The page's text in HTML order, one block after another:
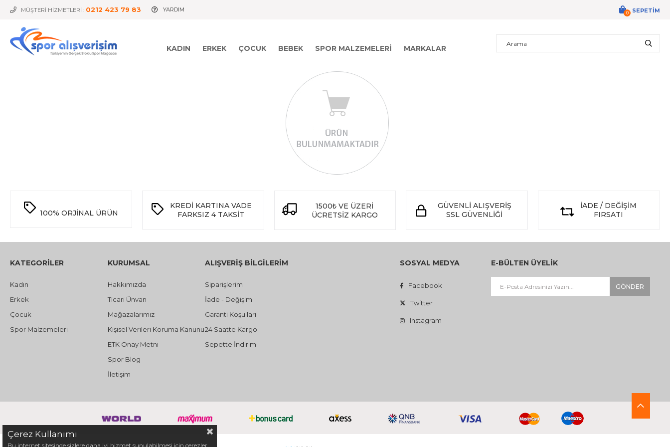
MÜŞTERİ HİZMETLERİ : 0212 423 79 83 YARDIM
KADIN ERKEK ÇOCUK BEBEK SPOR MALZEMELERI MARKALAR
SEPETIM
0
100% ORJİNAL ÜRÜN
KREDİ KARTINA VADE
FARKSIZ 4 TAKSİT
1500₺VE ÜZERİ
ÜCRETSİZ KARGO
GÜVENLİ ALIŞVERİŞ
SSL GÜVENLİĞİ
İADE / DEĞİŞİM
FIRSATI
KATEGORİLER
Kadın
Erkek
Çocuk
Spor Malzemeleri
KURUMSAL
Hakkımızda
Ticari Ünvan
Mağazalarımız
Kişisel Verileri Koruma Kanunu
ETK Onay Metni
Spor Blog
İletişim
ALIŞVERİŞ BİLGİLERİM
Siparişlerim
İade - Değişim
Garanti Koşulları
24 Saatte Kargo
Sepette İndirim
SOSYAL MEDYA
Facebook
Twitter
Instagram
E-BÜLTEN ÜYELİK
GÖNDER
Çerez Kullanımı
Bu internet sitesinde sizlere daha iyi hizmet sunulabilmesi için çerezler